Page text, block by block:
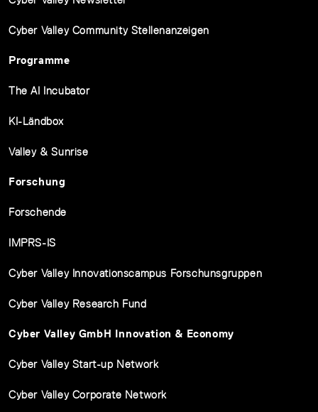
Cyber Valley Community Stellenanzeigen
Programme
The AI Incubator
KI-Ländbox
Valley & Sunrise
Forschung
Forschende
IMPRS-IS
Cyber Valley Innovationscampus Forschunsgruppen
Cyber Valley Research Fund
Cyber Valley GmbH Innovation & Economy
Cyber Valley Start-up Network
Cyber Valley Corporate Network